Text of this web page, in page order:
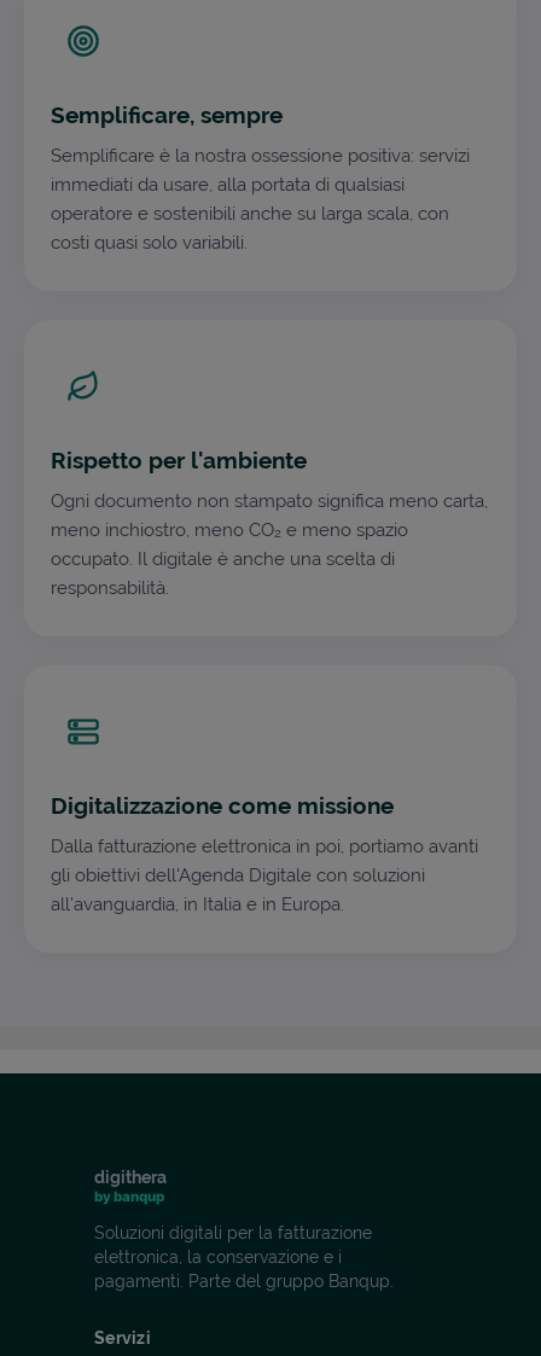
Semplificare, sempre
Semplificare è la nostra ossessione positiva: servizi
immediati da usare, alla portata di qualsiasi
operatore e sostenibili anche su larga scala, con
costi quasi solo variabili.
Rispetto per l'ambiente
Ogni documento non stampato significa meno carta,
meno inchiostro, meno CO₂ e meno spazio
occupato. Il digitale è anche una scelta di
responsabilità.
Digitalizzazione come missione
Dalla fatturazione elettronica in poi, portiamo avanti
gli obiettivi dell'Agenda Digitale con soluzioni
all'avanguardia, in Italia e in Europa.
digithera
by banqup
Soluzioni digitali per la fatturazione
elettronica, la conservazione e i
pagamenti. Parte del gruppo Banqup.
Servizi